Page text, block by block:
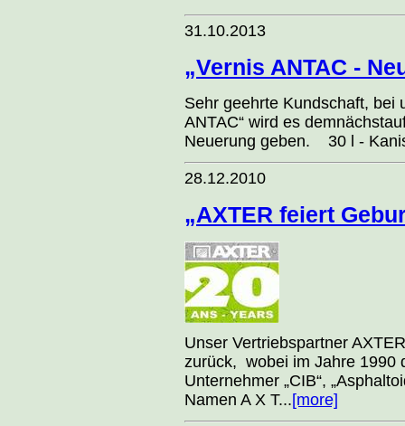
31.10.2013
„Vernis ANTAC -
Sehr geehrte Kundschaft, bei
ANTAC“ wird es
Neuerung geben. 30 l -
28.12.2010
„AXTER feiert
Unser Vertriebspartner
zurück, wobei im Jahre 1990
Unternehmer „CIB“,
Namen A X T...[more]